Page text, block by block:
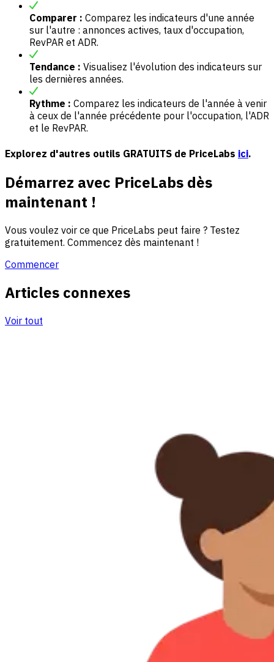
Comparer : Comparez les indicateurs d'une année
sur l'autre : annonces actives, taux d'occupation,
RevPAR et ADR.
Tendance : Visualisez l'évolution des indicateurs sur
les dernières années.
Rythme : Comparez les indicateurs de l'année à venir
à ceux de l'année précédente pour l'occupation, l'ADR
et le RevPAR.
Explorez d'autres outils GRATUITS de PriceLabs ici.
Démarrez avec PriceLabs dès
maintenant !
Vous voulez voir ce que PriceLabs peut faire ? Testez
gratuitement. Commencez dès maintenant !
Commencer
Articles connexes
Voir tout